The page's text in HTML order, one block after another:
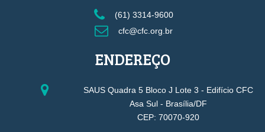
(61) 3314-9600
cfc@cfc.org.br
ENDEREÇO
SAUS Quadra 5 Bloco J Lote 3 - Edifício CFC
Asa Sul - Brasília/DF
CEP: 70070-920